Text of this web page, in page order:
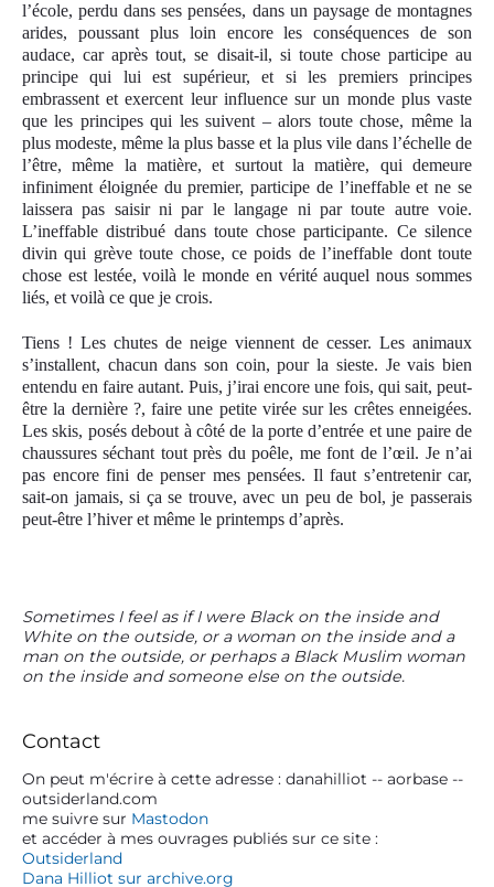
l’école, perdu dans ses pensées, dans un paysage de montagnes
arides, poussant plus loin encore les conséquences de son
audace, car après tout, se disait-il, si toute chose participe au
principe qui lui est supérieur, et si les premiers principes
embrassent et exercent leur influence sur un monde plus vaste
que les principes qui les suivent – alors toute chose, même la
plus modeste, même la plus basse et la plus vile dans l’échelle de
l’être, même la matière, et surtout la matière, qui demeure
infiniment éloignée du premier, participe de l’ineffable et ne se
laissera pas saisir ni par le langage ni par toute autre voie.
L’ineffable distribué dans toute chose participante. Ce silence
divin qui grève toute chose, ce poids de l’ineffable dont toute
chose est lestée, voilà le monde en vérité auquel nous sommes
liés, et voilà ce que je crois.
Tiens ! Les chutes de neige viennent de cesser. Les animaux
s’installent, chacun dans son coin, pour la sieste. Je vais bien
entendu en faire autant. Puis, j’irai encore une fois, qui sait, peut-
être la dernière ?, faire une petite virée sur les crêtes enneigées.
Les skis, posés debout à côté de la porte d’entrée et une paire de
chaussures séchant tout près du poêle, me font de l’œil. Je n’ai
pas encore fini de penser mes pensées. Il faut s’entretenir car,
sait-on jamais, si ça se trouve, avec un peu de bol, je passerais
peut-être l’hiver et même le printemps d’après.
P
r
i
m
r
y
S
i
d
e
b
Sometimes I feel as if I were Black on the inside and
White on the outside, or a woman on the inside and a
man on the outside, or perhaps a Black Muslim woman
on the inside and someone else on the outside.
Contact
On peut m'écrire à cette adresse : danahilliot -- aorbase --
outsiderland.com
me suivre sur Mastodon
et accéder à mes ouvrages publiés sur ce site :
Outsiderland
Dana Hilliot sur archive.org